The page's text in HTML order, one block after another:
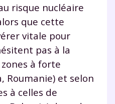
risque nucléaire
que cette
vitale pour
pas à la
à forte
Roumanie) et selon
à celles de